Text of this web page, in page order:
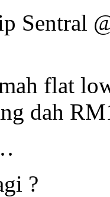
Sentral
flat
dah
?